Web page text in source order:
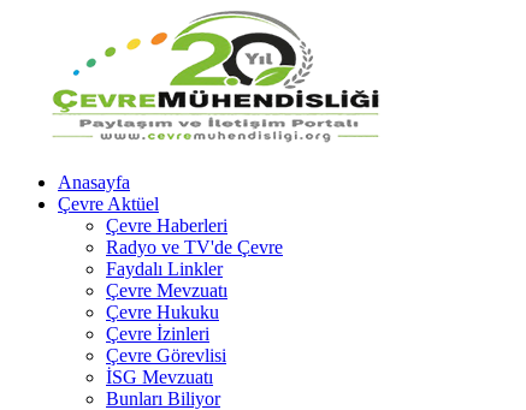
Anasayfa
Çevre Aktüel
Çevre Haberleri
Radyo ve TV'de Çevre
Faydalı Linkler
Çevre Mevzuatı
Çevre Hukuku
Çevre İzinleri
Çevre Görevlisi
İSG Mevzuatı
Bunları Biliyor